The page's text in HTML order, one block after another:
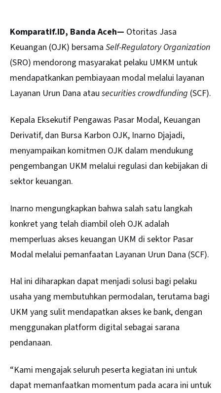
Komparatif.ID, Banda Aceh— Otoritas Jasa
Keuangan (OJK) bersama Self-Regulatory Organization
(SRO) mendorong masyarakat pelaku UMKM untuk
mendapatkankan pembiayaan modal melalui layanan
Layanan Urun Dana atau securities crowdfunding (SCF).
Kepala Eksekutif Pengawas Pasar Modal, Keuangan
Derivatif, dan Bursa Karbon OJK, Inarno Djajadi,
menyampaikan komitmen OJK dalam mendukung
pengembangan UKM melalui regulasi dan kebijakan di
sektor keuangan.
Inarno mengungkapkan bahwa salah satu langkah
konkret yang telah diambil oleh OJK adalah
memperluas akses keuangan UKM di sektor Pasar
Modal melalui pemanfaatan Layanan Urun Dana (SCF).
Hal ini diharapkan dapat menjadi solusi bagi pelaku
usaha yang membutuhkan permodalan, terutama bagi
UKM yang sulit mendapatkan akses ke bank, dengan
menggunakan platform digital sebagai sarana
pendanaan.
“Kami mengajak seluruh peserta kegiatan ini untuk
dapat memanfaatkan momentum pada acara ini untuk